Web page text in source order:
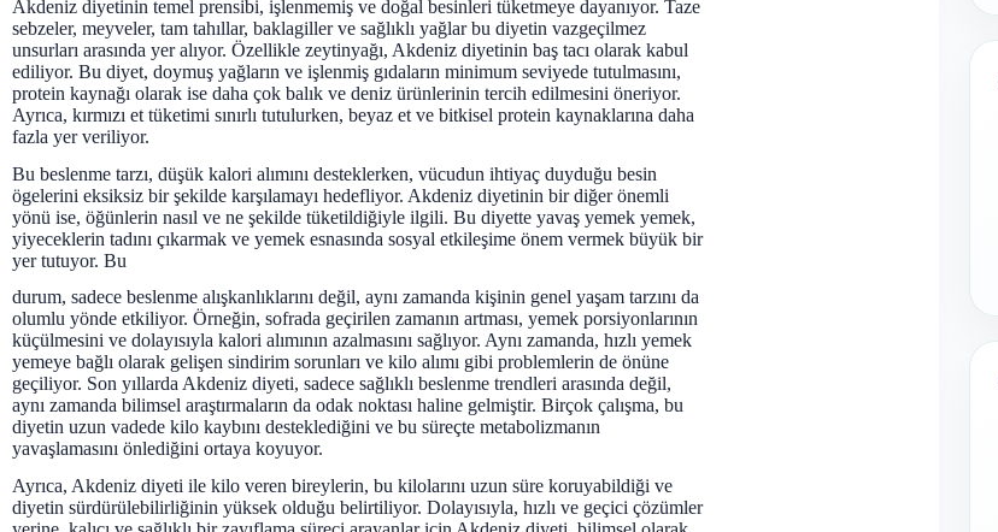
Akdeniz diyetinin temel prensibi, işlenmemiş ve doğal besinleri tüketmeye dayanıyor. Taze
sebzeler, meyveler, tam tahıllar, baklagiller ve sağlıklı yağlar bu diyetin vazgeçilmez
unsurları arasında yer alıyor. Özellikle zeytinyağı, Akdeniz diyetinin baş tacı olarak kabul
ediliyor. Bu diyet, doymuş yağların ve işlenmiş gıdaların minimum seviyede tutulmasını,
protein kaynağı olarak ise daha çok balık ve deniz ürünlerinin tercih edilmesini öneriyor.
Ayrıca, kırmızı et tüketimi sınırlı tutulurken, beyaz et ve bitkisel protein kaynaklarına daha
fazla yer veriliyor.
Bu beslenme tarzı, düşük kalori alımını desteklerken, vücudun ihtiyaç duyduğu besin
ögelerini eksiksiz bir şekilde karşılamayı hedefliyor. Akdeniz diyetinin bir diğer önemli
yönü ise, öğünlerin nasıl ve ne şekilde tüketildiğiyle ilgili. Bu diyette yavaş yemek yemek,
yiyeceklerin tadını çıkarmak ve yemek esnasında sosyal etkileşime önem vermek büyük bir
yer tutuyor. Bu
durum, sadece beslenme alışkanlıklarını değil, aynı zamanda kişinin genel yaşam tarzını da
olumlu yönde etkiliyor. Örneğin, sofrada geçirilen zamanın artması, yemek porsiyonlarının
küçülmesini ve dolayısıyla kalori alımının azalmasını sağlıyor. Aynı zamanda, hızlı yemek
yemeye bağlı olarak gelişen sindirim sorunları ve kilo alımı gibi problemlerin de önüne
geçiliyor. Son yıllarda Akdeniz diyeti, sadece sağlıklı beslenme trendleri arasında değil,
aynı zamanda bilimsel araştırmaların da odak noktası haline gelmiştir. Birçok çalışma, bu
diyetin uzun vadede kilo kaybını desteklediğini ve bu süreçte metabolizmanın
yavaşlamasını önlediğini ortaya koyuyor.
Ayrıca, Akdeniz diyeti ile kilo veren bireylerin, bu kilolarını uzun süre koruyabildiği ve
diyetin sürdürülebilirliğinin yüksek olduğu belirtiliyor. Dolayısıyla, hızlı ve geçici çözümler